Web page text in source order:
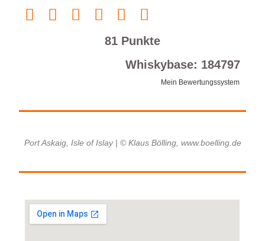
81 Punkte
Whiskybase: 184797
Mein Bewertungssystem
Port Askaig, Isle of Islay | © Klaus Bölling, www.boelling.de